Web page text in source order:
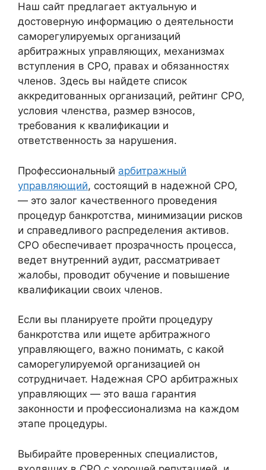
Наш сайт предлагает актуальную и
достоверную информацию о деятельности
саморегулируемых организаций
арбитражных управляющих, механизмах
вступления в СРО, правах и обязанностях
членов. Здесь вы найдете список
аккредитованных организаций, рейтинг СРО,
условия членства, размер взносов,
требования к квалификации и
ответственность за нарушения.
Профессиональный арбитражный
управляющий, состоящий в надежной СРО,
— это залог качественного проведения
процедур банкротства, минимизации рисков
и справедливого распределения активов.
СРО обеспечивает прозрачность процесса,
ведет внутренний аудит, рассматривает
жалобы, проводит обучение и повышение
квалификации своих членов.
Если вы планируете пройти процедуру
банкротства или ищете арбитражного
управляющего, важно понимать, с какой
саморегулируемой организацией он
сотрудничает. Надежная СРО арбитражных
управляющих — это ваша гарантия
законности и профессионализма на каждом
этапе процедуры.
Выбирайте проверенных специалистов,